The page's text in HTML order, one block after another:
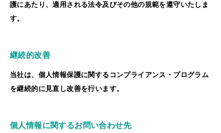
護にあたり、適用される法令及びその他の規範を遵守いたしま
す。
継続的改善
当社は、個人情報保護に関するコンプライアンス・プログラム
を継続的に見直し改善を行います。
個人情報に関するお問い合わせ先